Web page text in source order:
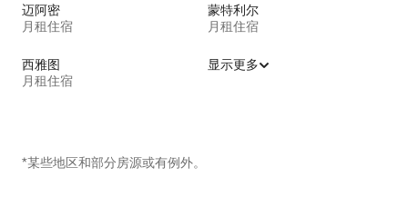
迈阿密
月租住宿
蒙特利尔
月租住宿
西雅图
月租住宿
显示更多
*某些地区和部分房源或有例外。